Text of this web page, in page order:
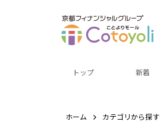
トップ 新着
ホーム カテゴリから探す